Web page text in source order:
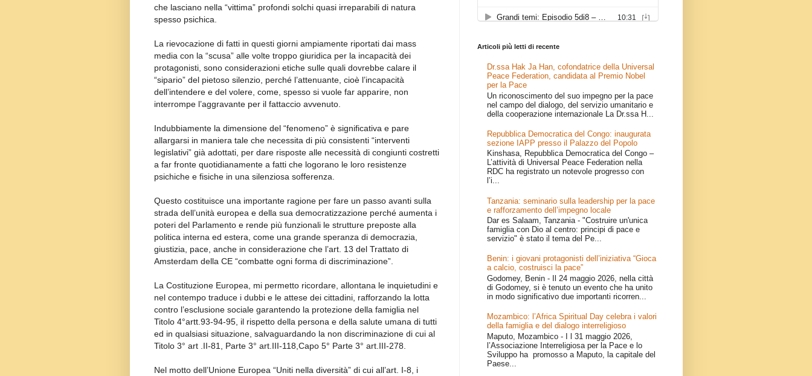
che lasciano nella “vittima” profondi solchi quasi irreparabili di natura
spesso psichica.
La rievocazione di fatti in questi giorni ampiamente riportati dai mass
media con la “scusa” alle volte troppo giuridica per la incapacità dei
protagonisti, sono considerazioni etiche sulle quali dovrebbe calare il
“sipario” del pietoso silenzio, perché l’attenuante, cioè l’incapacità
dell’intendere e del volere, come, spesso si vuole far apparire, non
interrompe l’aggravante per il fattaccio avvenuto.
Indubbiamente la dimensione del “fenomeno” è significativa e pare
allargarsi in maniera tale che necessita di più consistenti “interventi
legislativi” già adottati, per dare risposte alle necessità di congiunti costretti
a far fronte quotidianamente a fatti che logorano le loro resistenze
psichiche e fisiche in una silenziosa sofferenza.
Questo costituisce una importante ragione per fare un passo avanti sulla
strada dell’unità europea e della sua democratizzazione perché aumenta i
poteri del Parlamento e rende più funzionali le strutture preposte alla
politica interna ed estera, come una grande speranza di democrazia,
giustizia, pace, anche in considerazione che l’art. 13 del Trattato di
Amsterdam della CE “combatte ogni forma di discriminazione”.
La Costituzione Europea, mi permetto ricordare, allontana le inquietudini e
nel contempo traduce i dubbi e le attese dei cittadini, rafforzando la lotta
contro l’esclusione sociale garantendo la protezione della famiglia nel
Titolo 4°artt.93-94-95, il rispetto della persona e della salute umana di tutti
ed in qualsiasi situazione, salvaguardando la non discriminazione di cui al
Titolo 3° art .II-81, Parte 3° art.III-118,Capo 5° Parte 3° art.III-278.
Nel motto dell’Unione Europea “Uniti nella diversità” di cui all’art. I-8, i
Articoli più letti di recente
Dr.ssa Hak Ja Han, cofondatrice della Universal
Peace Federation, candidata al Premio Nobel
per la Pace
Un riconoscimento del suo impegno per la pace
nel campo del dialogo, del servizio umanitario e
della cooperazione internazionale La Dr.ssa H...
Repubblica Democratica del Congo: inaugurata
sezione IAPP presso il Palazzo del Popolo
Kinshasa, Repubblica Democratica del Congo –
L’attività di Universal Peace Federation nella
RDC ha registrato un notevole progresso con
l’i...
Tanzania: seminario sulla leadership per la pace
e rafforzamento dell’impegno locale
Dar es Salaam, Tanzania - "Costruire un'unica
famiglia con Dio al centro: principi di pace e
servizio" è stato il tema del Pe...
Benin: i giovani protagonisti dell’iniziativa “Gioca
a calcio, costruisci la pace”
Godomey, Benin - Il 24 maggio 2026, nella città
di Godomey, si è tenuto un evento che ha unito
in modo significativo due importanti ricorren...
Mozambico: l’Africa Spiritual Day celebra i valori
della famiglia e del dialogo interreligioso
Maputo, Mozambico - I l 31 maggio 2026,
l’Associazione Interreligiosa per la Pace e lo
Sviluppo ha promosso a Maputo, la capitale del
Paese...